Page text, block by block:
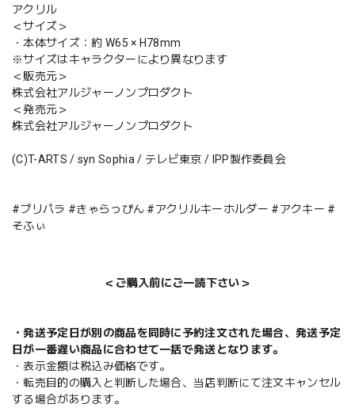
アクリル
＜サイズ＞
・本体サイズ：約 W65 × H78mm
※サイズはキャラクターにより異なります
＜販売元＞
株式会社アルジャーノンプロダクト
＜発売元＞
株式会社アルジャーノンプロダクト
(C)T-ARTS / syn Sophia / テレビ東京 / IPP製作委員会
#プリパラ #きゃらっぴん #アクリルキーホルダー #アクキー #
そふぃ
＜ご購入前にご一読下さい＞
・発送予定日が別の商品を同時に予約注文された場合、発送予定
日が一番遅い商品に合わせて一括で発送となります。
・表示金額は税込み価格です。
・転売目的の購入と判断した場合、当店判断にて注文キャンセル
する場合があります。